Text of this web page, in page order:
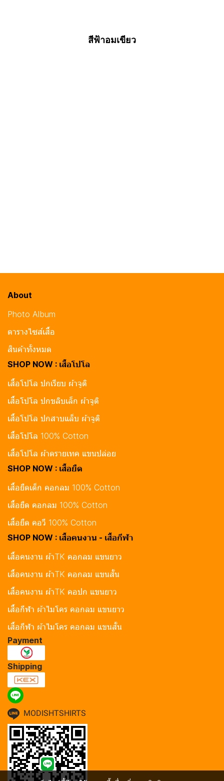
สีฟ้าอมเขียว
About
Photo Album
ตารางไซส์เสื้อ
สินค้าทั้งหมด
SHOP NOW : เสื้อโปโล
เสื้อโปโล ปกเรียบ ผ้าจูติ
เสื้อโปโล ปกขลิบเล็ก ผ้าจูติ
เสื้อโปโล ปกสาบแล็บ ผ้าจูติ
เสื้อโปโล 100% Cotton
เสื้อโปโล ผ้าดรายเทค แขนปล่อย
SHOP NOW : เสื้อยืด
เสื้อยืดเด็ก คอกลม 100% Cotton
เสื้อยืด คอกลม 100% Cotton
เสื้อยืด คอวี 100% Cotton
SHOP NOW : เสื้อคนงาน - เสื้อกีฬา
เสื้อคนงาน ผ้าTK คอกลม แขนยาว
เสื้อคนงาน ผ้าTK คอกลม แขนสั้น
เสื้อคนงาน ผ้าTK คอปก แขนยาว
เสื้อกีฬา ผ้าไมโคร คอกลม แขนยาว
เสื้อกีฬา ผ้าไมโคร คอกลม แขนสั้น
Payment
Shipping
MODISHTSHIRTS